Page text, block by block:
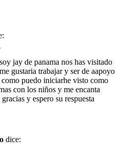
jay de panama nos has visitado
gustaria trabajar y ser de aapoyo
puedo iniciarhe visto como
con los niños y me encanta
y espero su respuesta
dice: